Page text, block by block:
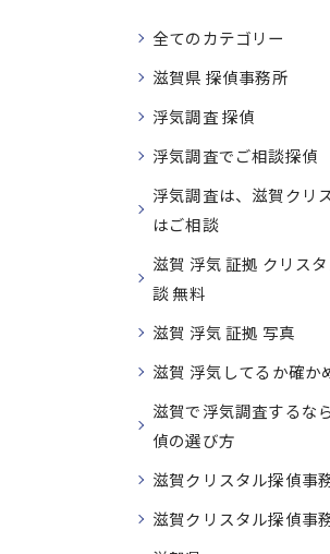
全てのカテゴリー
滋賀県 探偵事務所
浮気調査 探偵
浮気調査でご相談探偵
浮気調査は、滋賀クリ
はご相談
滋賀 浮気 証拠 クリス
談 無料
滋賀 浮気 証拠 写真
滋賀 浮気してるか確か
滋賀で浮気調査するな
偵の選び方
滋賀クリスタル探偵事
滋賀クリスタル探偵事